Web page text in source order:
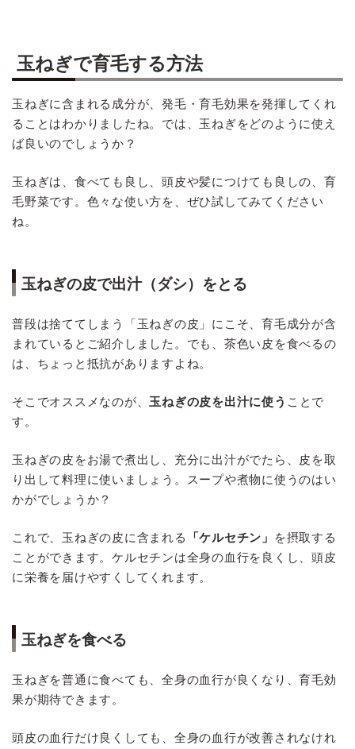
玉ねぎで育毛する方法
玉ねぎに含まれる成分が、発毛・育毛効果を発揮してくれ
ることはわかりましたね。では、玉ねぎをどのように使え
ば良いのでしょうか？
玉ねぎは、食べても良し、頭皮や髪につけても良しの、育
毛野菜です。色々な使い方を、ぜひ試してみてください
ね。
玉ねぎの皮で出汁（ダシ）をとる
普段は捨ててしまう「玉ねぎの皮」にこそ、育毛成分が含
まれているとご紹介しました。でも、茶色い皮を食べるの
は、ちょっと抵抗がありますよね。
そこでオススメなのが、 玉ねぎの皮を出汁に使う ことで
す。
玉ねぎの皮をお湯で煮出し、充分に出汁がでたら、皮を取
り出して料理に使いましょう。スープや煮物に使うのはい
かがでしょうか？
これで、玉ねぎの皮に含まれる 「ケルセチン」
を摂取する
ことができます。ケルセチンは全身の血行を良くし、頭皮
に栄養を届けやすくしてくれます。
玉ねぎを食べる
玉ねぎを普通に食べても、全身の血行が良くなり、育毛効
果が期待できます。
頭皮の血行だけ良くしても、全身の血行が改善されなけれ